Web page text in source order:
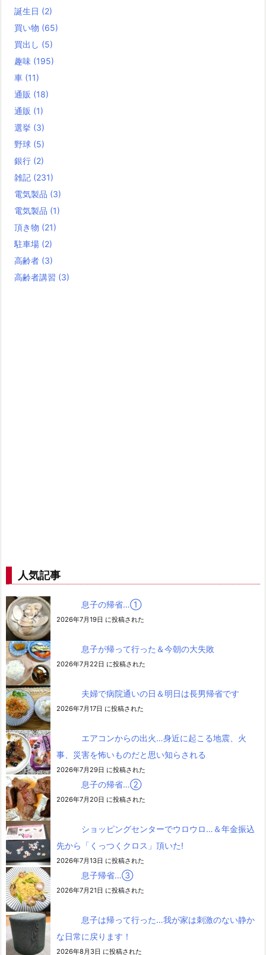
誕生日 (2)
買い物 (65)
買出し (5)
趣味 (195)
車 (11)
通販 (18)
通販 (1)
選挙 (3)
野球 (5)
銀行 (2)
雑記 (231)
電気製品 (3)
電気製品 (1)
頂き物 (21)
駐車場 (2)
高齢者 (3)
高齢者講習 (3)
人気記事
息子の帰省…➀
2026年7月19日 に投稿された
息子が帰って行った＆今朝の大失敗
2026年7月22日 に投稿された
夫婦で病院通いの日＆明日は長男帰省です
2026年7月17日 に投稿された
エアコンからの出火…身近に起こる地震、火
事、災害を怖いものだと思い知らされる
2026年7月29日 に投稿された
息子の帰省…②
2026年7月20日 に投稿された
ショッピングセンターでウロウロ…＆年金振込
先から「くっつくクロス」頂いた!
2026年7月13日 に投稿された
息子帰省…③
2026年7月21日 に投稿された
息子は帰って行った…我が家は刺激のない静か
な日常に戻ります！
2026年8月3日 に投稿された